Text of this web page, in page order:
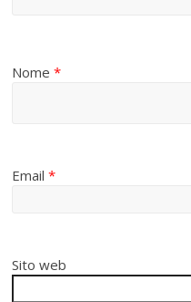
Nome*
Email*
Sito web